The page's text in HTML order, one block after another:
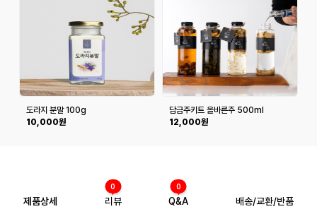
도라지 분말 100g
10,000원
담금주키트 올바른주 500ml
12,000원
제품상세 리뷰
0
Q&A
0
배송/교환/반품